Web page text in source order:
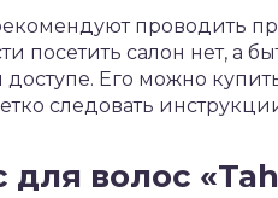
проводить
посетить салон нет, а
Его можно
следовать
для волос